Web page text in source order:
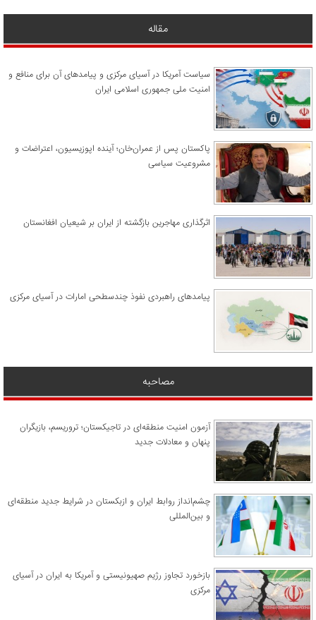
مقاله
سیاست آمریکا در آسیای مرکزی و پیامدهای آن برای منافع و
امنیت ملی جمهوری اسلامی ایران
پاکستان پس از عمران‌خان؛ آینده اپوزیسیون، اعتراضات و
مشروعیت سیاسی
اثرگذاری مهاجرین بازگشته از ایران بر شیعیان افغانستان
پیامدهای راهبردی نفوذ چندسطحی امارات در آسیای مرکزی
مصاحبه
آزمون امنیت منطقه‌ای در تاجیکستان؛ تروریسم، بازیگران
پنهان و معادلات جدید
چشم‌انداز روابط ایران و ازبکستان در شرایط جدید منطقه‌ای
و بین‌المللی
​بازخورد تجاوز رژیم صهیونیستی و آمریکا به ایران در آسیای
مرکزی